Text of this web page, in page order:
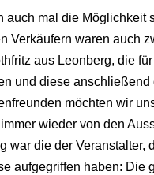
auch mal die
Verkäufern waren auch
aus Leonberg, die
und diese
möchten wir
wieder von den
war die der
aufgegriffen haben: Die